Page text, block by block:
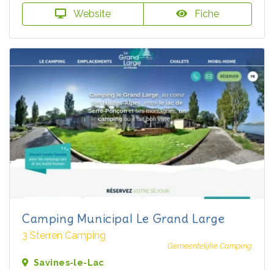
Website Fiche
Camping Municipal Le Grand Large
3 Sterren Camping
Gemeentelijke Camping
Savines-le-Lac